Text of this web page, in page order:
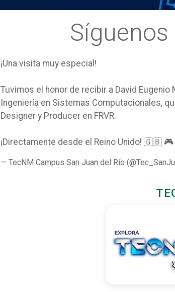
Síguenos
¡Una visita muy especial!
Tuvimos el honor de recibir a David
Ingeniería en Sistemas Computacionales,
Designer y Producer en FRVR.
¡Directamente desde el Reino Unido! 🇬🇧 🎮
— TecNM Campus San Juan del Río